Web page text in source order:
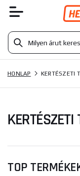
HONLAP KERTÉSZETI
TOP